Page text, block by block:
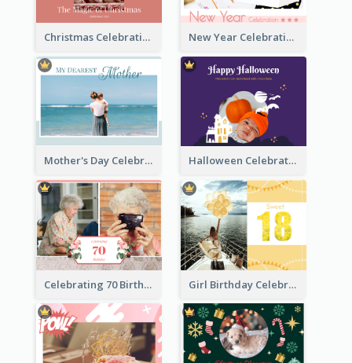
Christmas Celebration Photo Book New Year Celebration Photo Book
Mother's Day Celebration Photo Book Halloween Celebration Photo Book
Celebrating 70 Birthday Celebration Photo Book Girl Birthday Celebration Photo Book